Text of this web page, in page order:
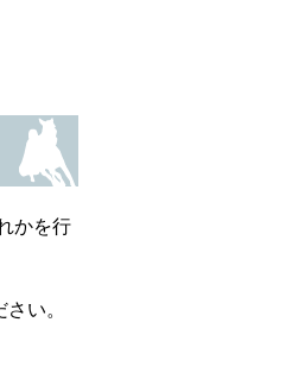
かを行
い。